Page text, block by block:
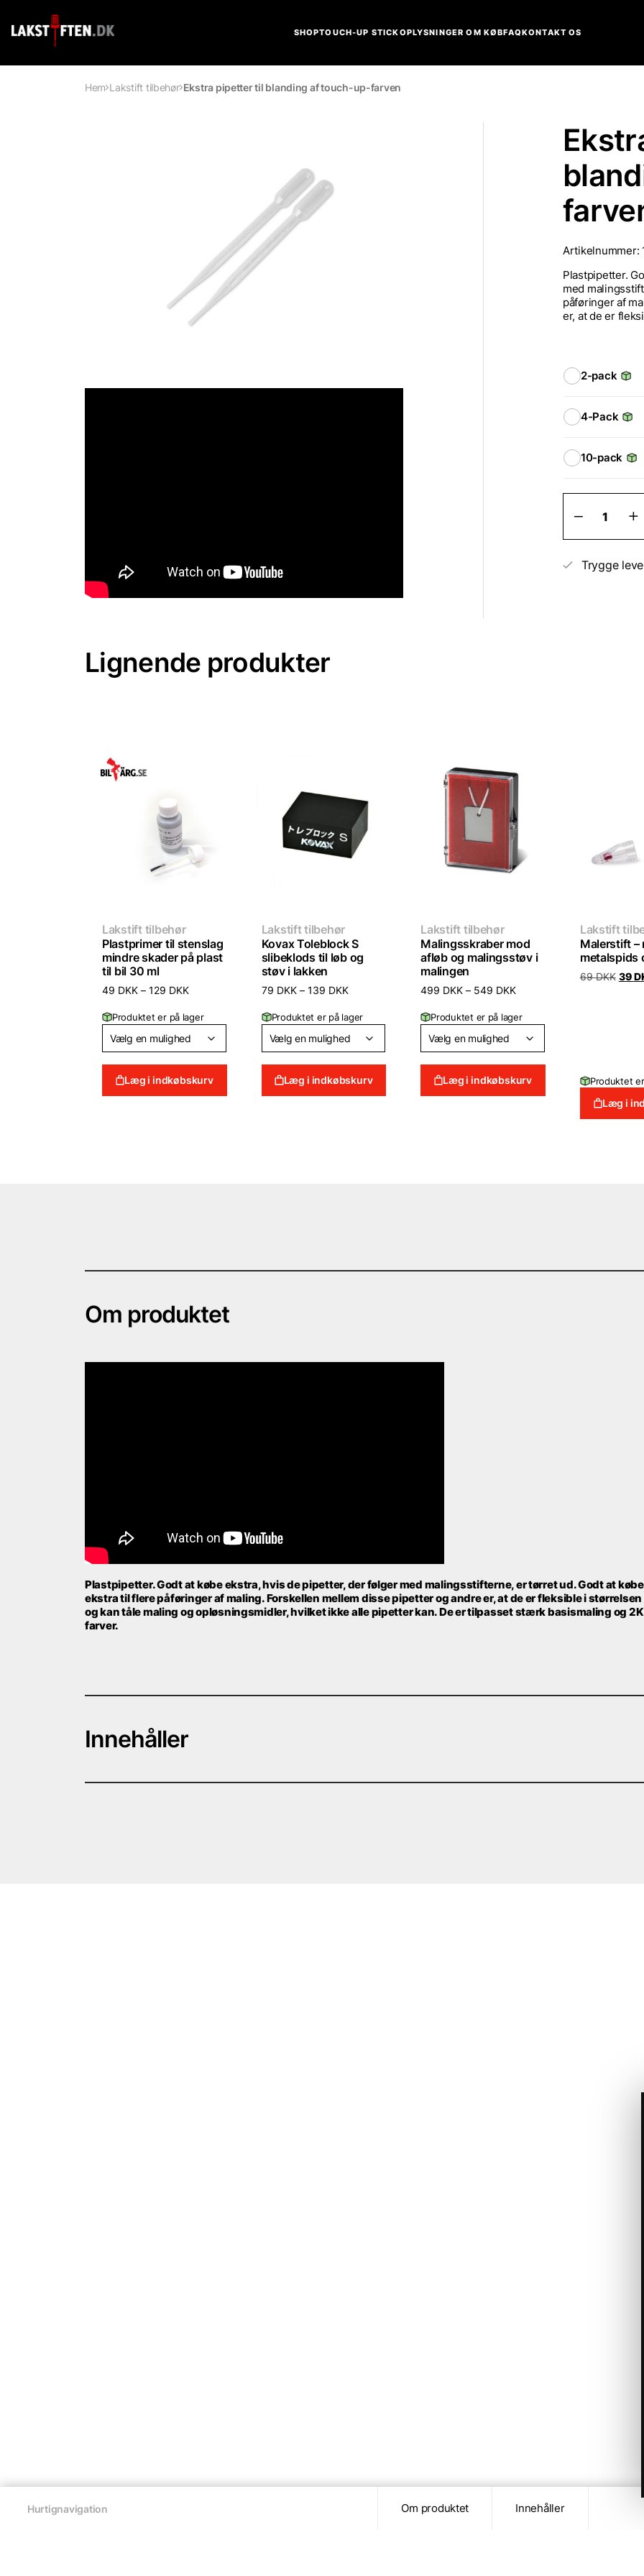
SHOPTOUCH-UP STICKOPLYSNINGER OM KØBFAQKONTAKT OS
Hem Lakstift tilbehør Ekstra pipetter til blanding af touch-up-farven
Artikelnummer:
Plastpipetter.
med
påføringer af
er, at de er
2-pack
4-Pack
10-pack
Ekstra
pipetter
til
af
touch-
Trygge
Lignende produkter
Lakstift tilbehør
Plastprimer til stenslag
mindre skader på plast
til bil 30 ml
49 DKK – 129 DKKPrisinterval:
129 DKK
Produktet er på lager
Læg i indkøbskurv
Lakstift tilbehør
Kovax Toleblock S
slibeklods til løb og
støv i lakken
79 DKK – 139 DKKPrisinterval:
139 DKK
Produktet er på lager
Læg i indkøbskurv
Lakstift tilbehør
Malingsskraber mod
afløb og malingsstøv i
malingen
499 DKK – 549 DKKPrisinterval:
549 DKK
Produktet er på lager
Læg i indkøbskurv
Lakstift
Malerstift –
metalspids
69DKK Den
39
Produktet
Læg i
Hurtignavigation Om produktet Innehåller
Om produktet
Plastpipetter. Godt at købe ekstra, hvis de pipetter, der følger med malingsstifterne, er tørret ud. Godt at købe
ekstra til flere påføringer af maling. Forskellen mellem disse pipetter og andre er, at de er fleksible i størrelsen
og kan tåle maling og opløsningsmidler, hvilket ikke alle pipetter kan. De er tilpasset stærk basismaling og
farver.
Innehåller